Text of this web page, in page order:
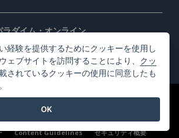
ラダイム・オンライン
ラダイムデスクトップ
全ての権利を有する
Content Guidelines セキュリティ概要
経験を提供するためにクッキーを使用し
ェブサイトを訪問することにより、 クッ
されているクッキーの使用に同意したも
OK